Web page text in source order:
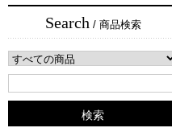
Search/ 商品検索